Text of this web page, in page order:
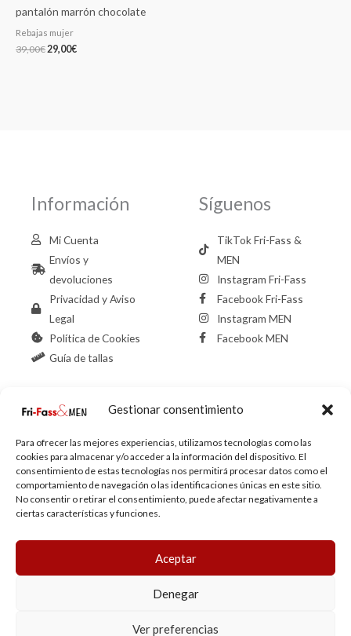
Gestionar consentimiento
Para ofrecer las mejores experiencias, utilizamos tecnologías como las
cookies para almacenar y/o acceder a la información del dispositivo. El
consentimiento de estas tecnologías nos permitirá procesar datos como el
comportamiento de navegación o las identificaciones únicas en este sitio.
No consentir o retirar el consentimiento, puede afectar negativamente a
ciertas características y funciones.
Aceptar
Denegar
Ver preferencias
pantalón marrón chocolate
Rebajas mujer
39,00€ 29,00€
Información
Mi Cuenta
Envíos y
devoluciones
Privacidad y Aviso
Legal
Política de Cookies
Guía de tallas
Síguenos
TikTok Fri-Fass &
MEN
Instagram Fri-Fass
Facebook Fri-Fass
Instagram MEN
Facebook MEN
Fass
958137075
C/ Palencia, 8,
info@frifass.com
958126402
C/ Palencia, 6,
Granada
623472134
Fri-Fass & MEN
¡Ahorra -29%! Este
ser tuyo solo por35,00€
Si tienes alguna duda, pregúntanos.